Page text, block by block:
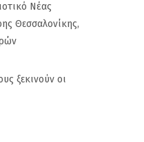
Νέας
Θεσσαλονίκης,
ξεκινούν οι